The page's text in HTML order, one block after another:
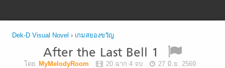
Dek-D Visual Novel › เกมสยองขวัญ
After the Last Bell 1
โดย MyMelodyRoom 20 ฉาก 4 จบ
27 มิ.ย. 2569